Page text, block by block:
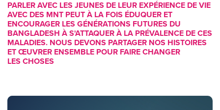
PARLER AVEC LES JEUNES DE LEUR EXPÉRIENCE DE VIE
AVEC DES MNT PEUT À LA FOIS ÉDUQUER ET
ENCOURAGER LES GÉNÉRATIONS FUTURES DU
BANGLADESH À S'ATTAQUER À LA PRÉVALENCE DE CES
MALADIES. NOUS DEVONS PARTAGER NOS HISTOIRES
ET ŒUVRER ENSEMBLE POUR FAIRE CHANGER
LES CHOSES